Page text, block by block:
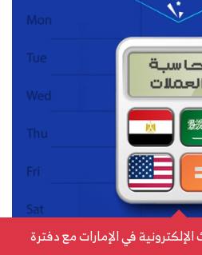
في الإمارات مع دفترة
ادارة الحسابات